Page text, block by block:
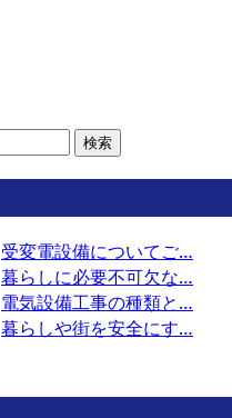
受変電設備についてご…
暮らしに必要不可欠な…
電気設備工事の種類と…
暮らしや街を安全にす…